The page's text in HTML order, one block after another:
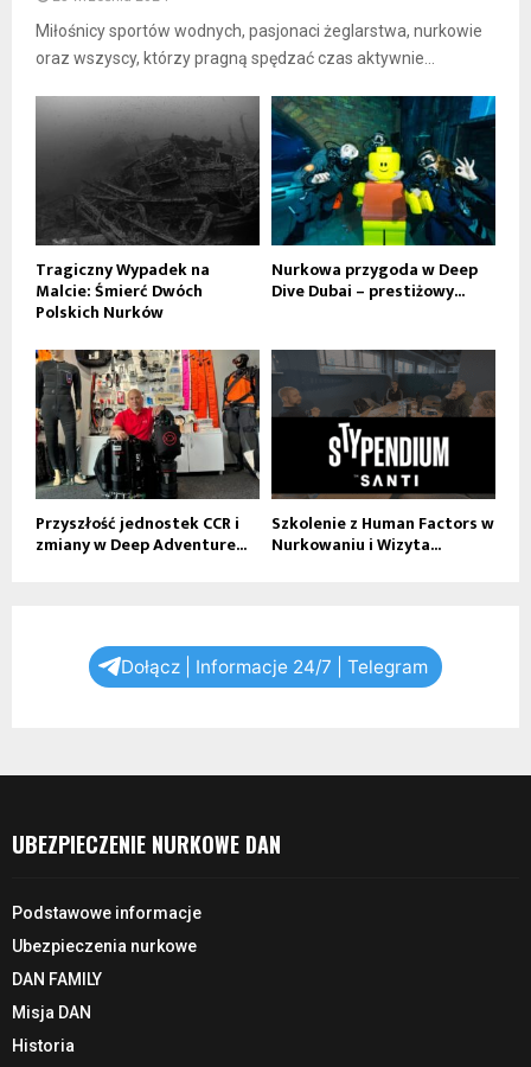
Miłośnicy sportów wodnych, pasjonaci żeglarstwa, nurkowie
oraz wszyscy, którzy pragną spędzać czas aktywnie...
Tragiczny Wypadek na
Malcie: Śmierć Dwóch
Polskich Nurków
Nurkowa przygoda w Deep
Dive Dubai – prestiżowy...
Przyszłość jednostek CCR i
zmiany w Deep Adventure...
Szkolenie z Human Factors w
Nurkowaniu i Wizyta...
Dołącz | Informacje 24/7 | Telegram
UBEZPIECZENIE NURKOWE DAN
Podstawowe informacje
Ubezpieczenia nurkowe
DAN FAMILY
Misja DAN
Historia